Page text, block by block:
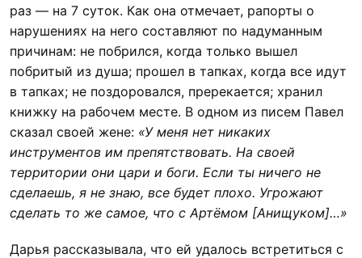
раз — на 7 суток. Как она отмечает, рапорты о
нарушениях на него составляют по надуманным
причинам: не побрился, когда только вышел
побритый из душа; прошел в тапках, когда все идут
в тапках; не поздоровался, пререкается; хранил
книжку на рабочем месте. В одном из писем Павел
сказал своей жене: «У меня нет никаких
инструментов им препятствовать. На своей
территории они цари и боги. Если ты ничего не
сделаешь, я не знаю, все будет плохо. Угрожают
сделать то же самое, что с Артёмом [Анищуком]…»
Дарья рассказывала, что ей удалось встретиться с